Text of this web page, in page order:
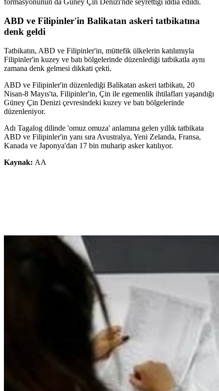
formasyonunun da Güney Çin Denizi'nde seyrettiği iddia edildi.
ABD ve Filipinler'in Balikatan askeri tatbikatına
denk geldi
Tatbikatın, ABD ve Filipinler'in, müttefik ülkelerin katılımıyla
Filipinler'in kuzey ve batı bölgelerinde düzenlediği tatbikatla aynı
zamana denk gelmesi dikkati çekti.
ABD ve Filipinler'in düzenlediği Balikatan askeri tatbikatı, 20
Nisan-8 Mayıs'ta, Filipinler'in, Çin ile egemenlik ihtilafları yaşandığı
Güney Çin Denizi çevresindeki kuzey ve batı bölgelerinde
düzenleniyor.
Adı Tagalog dilinde 'omuz omuza' anlamına gelen yıllık tatbikata
ABD ve Filipinler'in yanı sıra Avustralya, Yeni Zelanda, Fransa,
Kanada ve Japonya'dan 17 bin muharip asker katılıyor.
Kaynak: AA